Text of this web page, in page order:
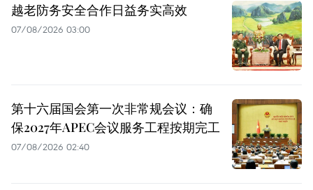
越老防务安全合作日益务实高效
07/08/2026 03:00
第十六届国会第一次非常规会议：确
保2027年APEC会议服务工程按期完工
07/08/2026 02:40